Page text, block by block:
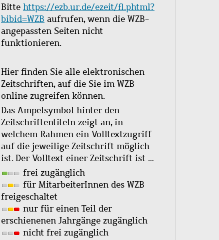
Bitte https://ezb.ur.de/ezeit/fl.phtml?
bibid=WZB aufrufen, wenn die WZB-
angepassten Seiten nicht
funktionieren.
Hier finden Sie alle elektronischen
Zeitschriften, auf die Sie im WZB
online zugreifen können.
Das Ampelsymbol hinter den
Zeitschriftentiteln zeigt an, in
welchem Rahmen ein Volltextzugriff
auf die jeweilige Zeitschrift möglich
ist. Der Volltext einer Zeitschrift ist …
frei zugänglich
für MitarbeiterInnen des WZB
freigeschaltet
nur für einen Teil der
erschienenen Jahrgänge zugänglich
nicht frei zugänglich